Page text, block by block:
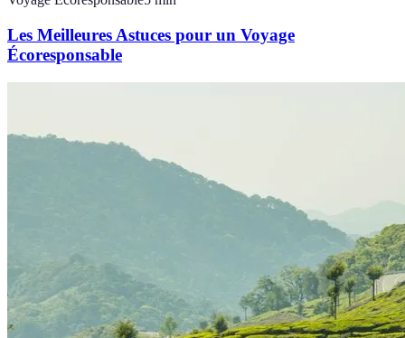
Les Meilleures Astuces pour un Voyage
Écoresponsable